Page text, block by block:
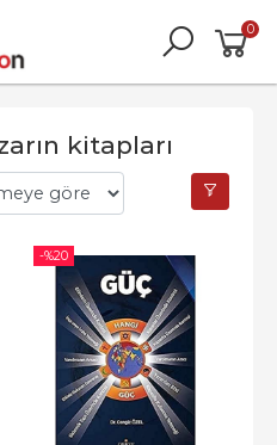
0
kitapları
-%20